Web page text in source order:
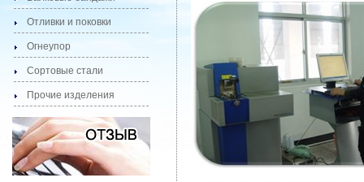
Отливки и поковки
Огнеупор
Сортовые стали
Прочие изделения